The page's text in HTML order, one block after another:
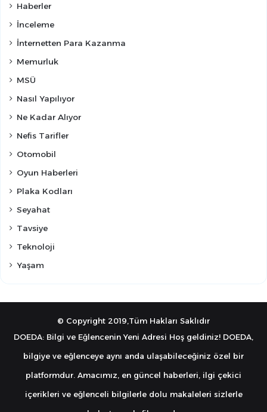
Haberler
İnceleme
İnternetten Para Kazanma
Memurluk
MSÜ
Nasıl Yapılıyor
Ne Kadar Alıyor
Nefis Tarifler
Otomobil
Oyun Haberleri
Plaka Kodları
Seyahat
Tavsiye
Teknoloji
Yaşam
© Copyright 2019,Tüm Hakları Saklıdır
DOEDA: Bilgi ve Eğlencenin Yeni Adresi Hoş geldiniz! DOEDA,
bilgiye ve eğlenceye aynı anda ulaşabileceğiniz özel bir
platformdur. Amacımız, en güncel haberleri, ilgi çekici
içerikleri ve eğlenceli bilgilerle dolu makaleleri sizlerle